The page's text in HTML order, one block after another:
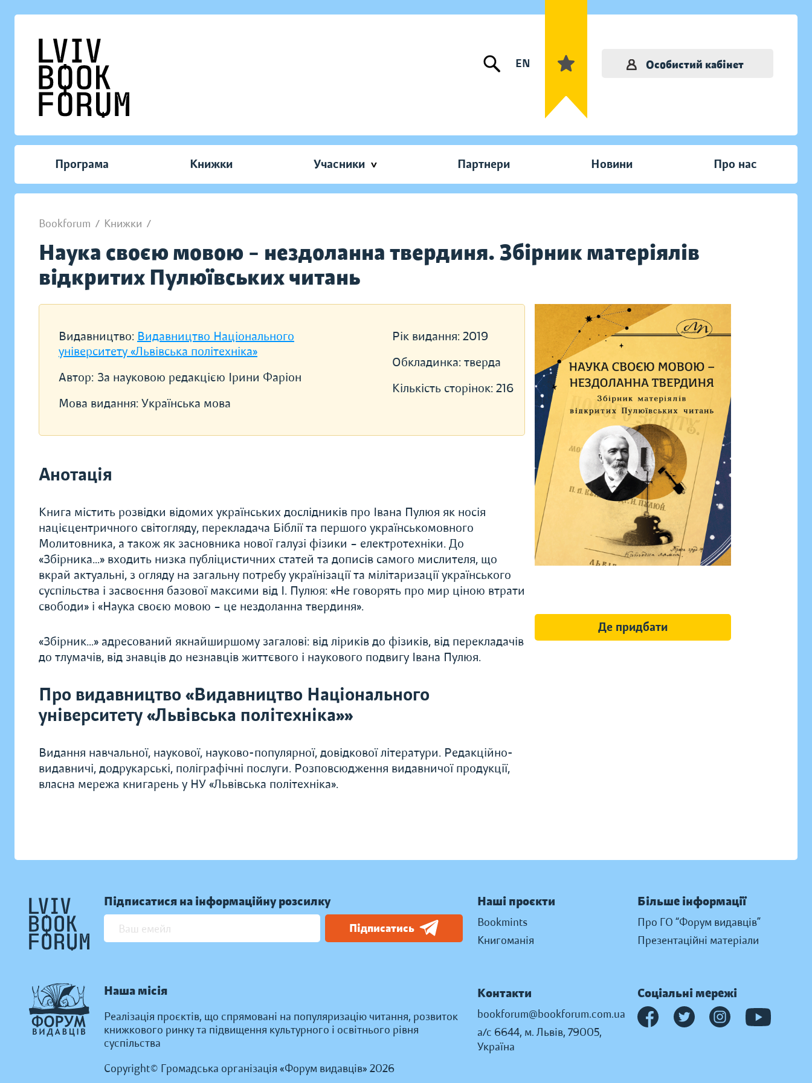
EN Особистий кабінет
Програма Книжки Учасники Партнери Новини Про нас
Bookforum / Книжки /
Наука своєю мовою – нездоланна твердиня. Збірник матеріялів
відкритих Пулюївських читань
Видавництво: Видавництво Національного
університету «Львівська політехніка»
Автор: За науковою редакцією Ірини Фаріон
Мова видання: Українська мова
Рік видання: 2019
Обкладинка: тверда
Кількість сторінок: 216
Анотація
Книга містить розвідки відомих українських дослідників про Івана Пулюя як носія
націєцентричного світогляду, перекладача Біблії та першого українськомовного
Молитовника, а також як засновника нової галузі фізики – електротехніки. До
«Збірника…» входить низка публіцистичних статей та дописів самого мислителя, що
вкрай актуальні, з огляду на загальну потребу українізації та мілітаризації українського
суспільства і засвоєння базової максими від І. Пулюя: «Не говорять про мир ціною втрати
свободи» і «Наука своєю мовою – це нездоланна твердиня».
«Збірник…» адресований якнайширшому загалові: від ліриків до фізиків, від перекладачів
до тлумачів, від знавців до незнавців життєвого і наукового подвигу Івана Пулюя.
Про видавництво «Видавництво Національного
університету «Львівська політехніка»»
Видання навчальної, наукової, науково-популярної, довідкової літератури. Редакційно-
видавничі, додрукарські, поліграфічні послуги. Розповсюдження видавничої продукції,
власна мережа книгарень у НУ «Львівська політехніка».
Де придбати
Підписатися на інформаційну розсилку
Підписатись
Наша місія
Реалізація проєктів, що спрямовані на популяризацію читання, розвиток
книжкового ринку та підвищення культурного і освітнього рівня
суспільства
Copyright© Громадська організація «Форум видавців» 2026
Наші проєкти
Bookmints
Книгоманія
Більше інформації
Про ГО “Форум видавців”
Презентаційні матеріали
Контакти
bookforum@bookforum.com.ua
а/с 6644, м. Львів, 79005,
Україна
Соціальні мережі